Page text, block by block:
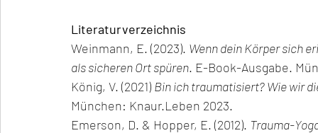
Literaturverzeichnis
Weinmann, E. (2023). Wenn dein Körper sich
als sicheren Ort spüren. E-Book-Ausgabe.
König, V. (2021) Bin ich traumatisiert? Wie wir
München: Knaur.Leben 2023.
Emerson, D. & Hopper, E. (2012). Trauma-